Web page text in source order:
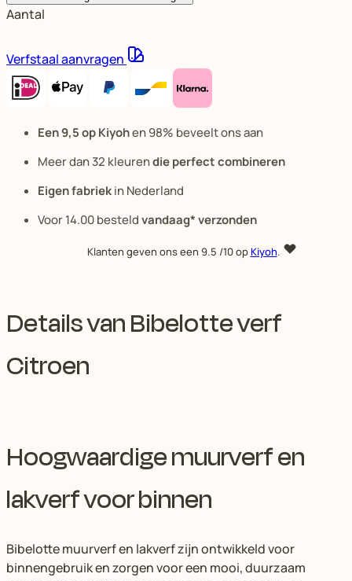
Aantal
Verfstaal aanvragen
Een 9,5 op Kiyohen 98% beveelt ons aan
Meer dan 32 kleurendie perfect combineren
Eigen fabriekin Nederland
Voor 14.00 besteldvandaag* verzonden
Klanten geven ons een 9.5 /10 opKiyoh.
Details van Bibelotte verf
Citroen
Hoogwaardige muurverf en
lakverf voor binnen
Bibelotte muurverf en lakverf zijn ontwikkeld voor
binnengebruik en zorgen voor een mooi, duurzaam